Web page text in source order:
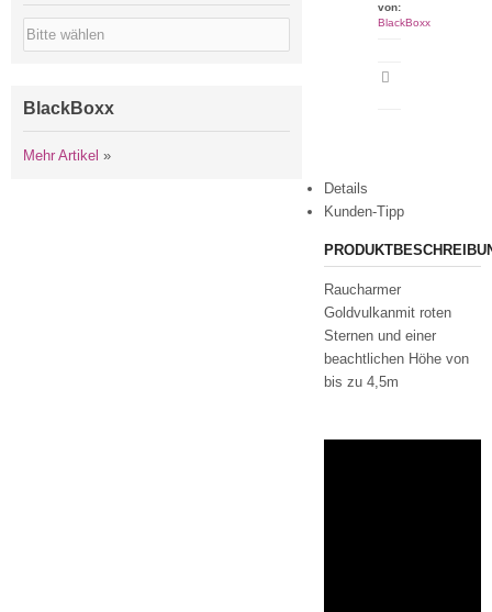
von:
BlackBoxx
Details
Kunden-Tipp
Raucharmer
Goldvulkanmit roten
Sternen und einer
beachtlichen Höhe von
bis zu 4,5m
BlackBoxx
Mehr Artikel »